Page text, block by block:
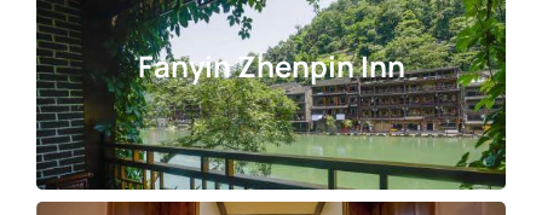
Fanyin Zhenpin Inn